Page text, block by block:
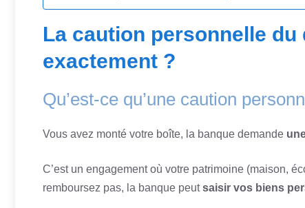
La caution personnelle
exactement ?
Qu’est-ce qu’une caution
Vous avez monté votre boîte, la banque demande
C’est un engagement où votre patrimoine (maison,
remboursez pas, la banque peutsaisir vos biens